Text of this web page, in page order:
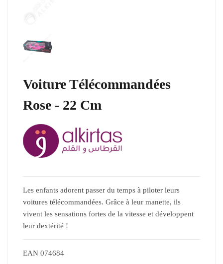
Voiture Télécommandées
Rose - 22 Cm
Les enfants adorent passer du temps à piloter leurs
voitures télécommandées. Grâce à leur manette, ils
vivent les sensations fortes de la vitesse et développent
leur dextérité !
EAN 074684